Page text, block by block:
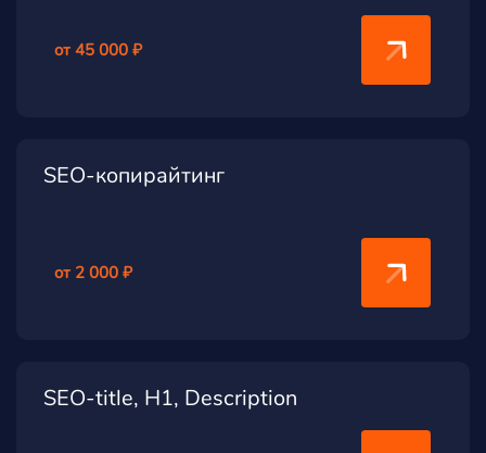
от 45 000 ₽
SEO-копирайтинг
от 2 000 ₽
SEO-title, H1, Description